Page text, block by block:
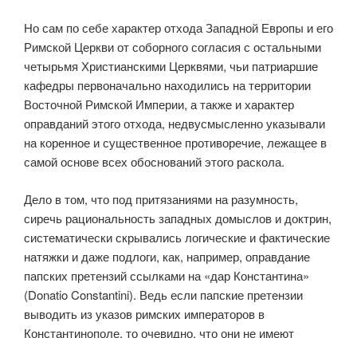
Но сам по себе характер отхода Западной Европы и его
Римской Церкви от соборного согласия с остальными
четырьмя Христианскими Церквями, чьи патриаршие
кафедры первоначально находились на территории
Вос­точной Римской Империи, а также и характер
оправданий этого отхода, недвусмысленно указывали
на коренное и существенное противоречие, лежащее в
самой основе всех обоснований этого раскола.
Дело в том, что под притязаниями на разумность,
сиречь рациональ­ность западных домыслов и доктрин,
систематически скрывались логиче­ские и фактические
натяжки и даже подлоги, как, например, оправдание
папских претензий ссылками на «дар Константина»
(Donatio Constantini). Ведь если папские претензии
выводить из указов римских императо­ров в
Константинополе, то очевидно, что они не имеют